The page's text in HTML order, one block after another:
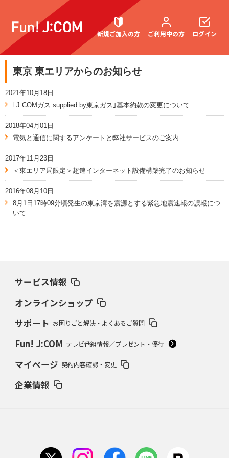
新規ご加入の方 ご利用中の方
お困りごと解決・よくあるご質問
ログイン
東京 東エリアからのお知らせ
2021年10月18日
｢J:COMガス supplied by東京ガス｣基本約款の変更について
2018年04月01日
電気と通信に関するアンケートと弊社サービスのご案内
2017年11月23日
＜東エリア局限定＞超速インターネット設備構築完了のお知らせ
2016年08月10日
8月1日17時09分頃発生の東京湾を震源とする緊急地震速報の誤報につ
いて
サービス情報
オンラインショップ
サポート お困りごと解決・よくあるご質問
Fun! J:COM テレビ番組情報／プレゼント・優待
マイページ 契約内容確認・変更
企業情報